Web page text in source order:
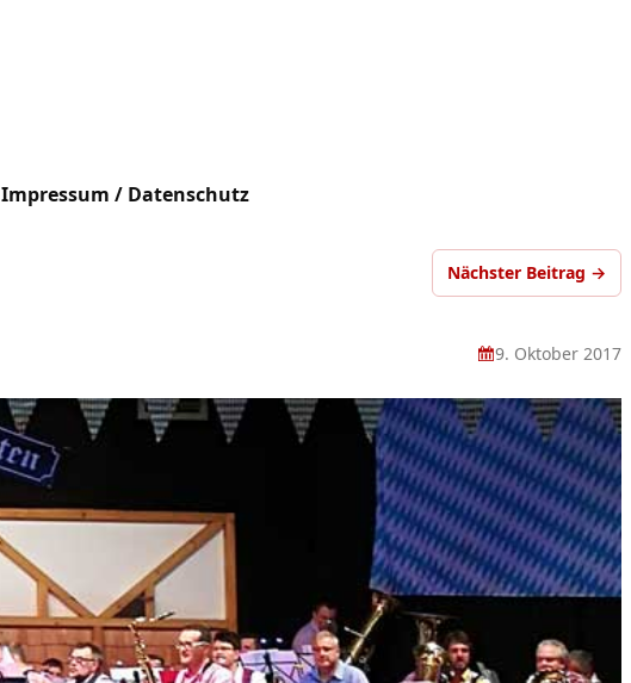
Impressum / Datenschutz
Nächster Beitrag →
9. Oktober 2017